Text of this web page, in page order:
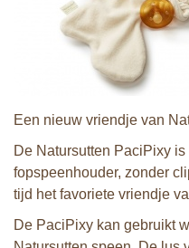
Een nieuw vriendje van
De Natursutten PaciPixy
fopspeenhouder, zonder
tijd het favoriete vriendje
De PaciPixy kan gebruikt